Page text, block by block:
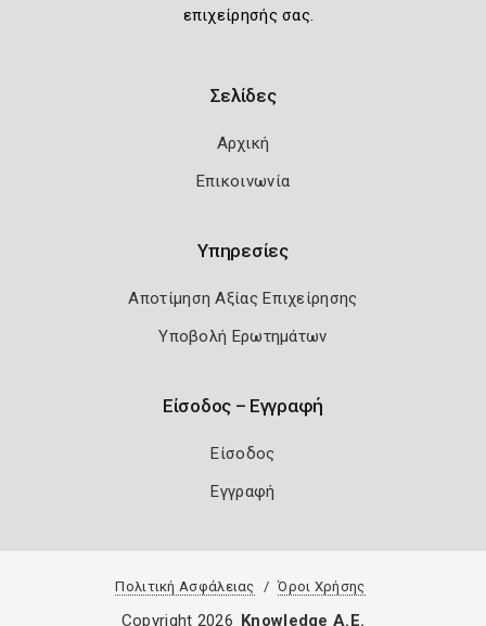
επιχείρησής σας.
Σελίδες
Αρχική
Επικοινωνία
Υπηρεσίες
Αποτίμηση Αξίας Επιχείρησης
Υποβολή Ερωτημάτων
Είσοδος – Εγγραφή
Είσοδος
Εγγραφή
Πολιτική Ασφάλειας Όροι Χρήσης
Copyright 2026 Knowledge A.E.